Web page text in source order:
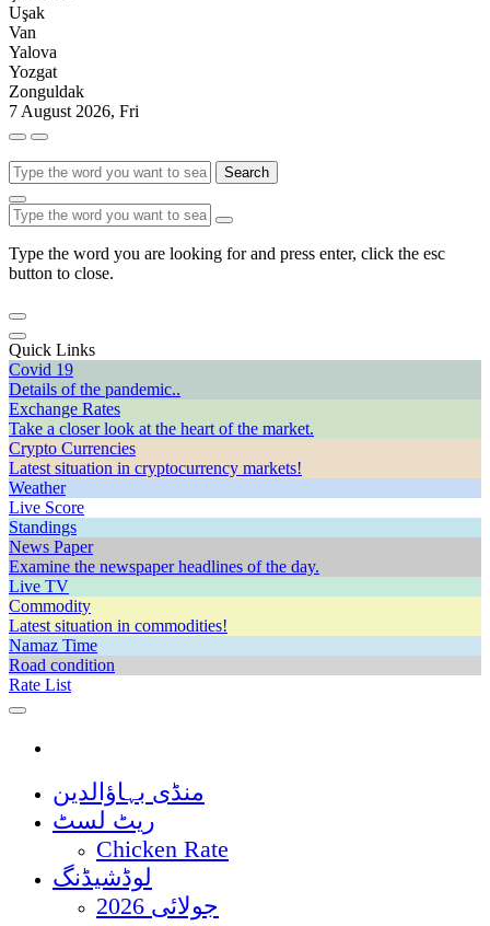
Uşak
Van
Yalova
Yozgat
Zonguldak
7 August 2026, Fri
Search
Type the word you are looking for and press enter, click the esc
button to close.
Quick Links
Covid 19
Details of the pandemic..
Exchange Rates
Take a closer look at the heart of the market.
Crypto Currencies
Latest situation in cryptocurrency markets!
Weather
Live Score
Standings
News Paper
Examine the newspaper headlines of the day.
Live TV
Commodity
Latest situation in commodities!
Namaz Time
Road condition
Rate List
منڈی بہاؤالدین
ریٹ لسٹ
Chicken Rate
لوڈشیڈنگ
جولائی 2026